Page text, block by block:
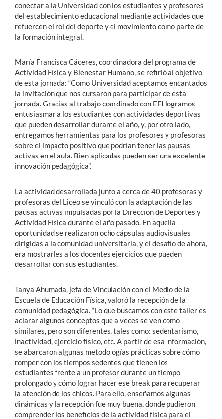
conectar a la Universidad con los estudiantes y profesores
del establecimiento educacional mediante actividades que
refuercen el rol del deporte y el movimiento como parte de
la formación integral.
María Francisca Cáceres, coordinadora del programa de
Actividad Física y Bienestar Humano, se refirió al objetivo
de esta jornada: “Como Universidad aceptamos encantados
la invitación que nos cursaron para participar de esta
jornada. Gracias al trabajo coordinado con EFI logramos
entusiasmar a los estudiantes con actividades deportivas
que pueden desarrollar durante el año, y, por otro lado,
entregamos herramientas para los profesores y profesoras
sobre el impacto positivo que podrían tener las pausas
activas en el aula. Bien aplicadas pueden ser una excelente
innovación pedagógica”.
La actividad desarrollada junto a cerca de 40 profesoras y
profesoras del Liceo se vinculó con la adaptación de las
pausas activas impulsadas por la Dirección de Deportes y
Actividad Física durante el año pasado. En aquella
oportunidad se realizaron ocho cápsulas audiovisuales
dirigidas a la comunidad universitaria, y el desafío de ahora,
era mostrarles a los docentes ejercicios que pueden
desarrollar con sus estudiantes.
Tanya Ahumada, jefa de Vinculación con el Medio de la
Escuela de Educación Física, valoró la recepción de la
comunidad pedagógica. “Lo que buscamos con este taller es
aclarar algunos conceptos que a veces se ven como
similares, pero son diferentes, tales como: sedentarismo,
inactividad, ejercicio físico, etc. A partir de esa información,
se abarcaron algunas metodologías prácticas sobre cómo
romper con los tiempos sedentes que tienen los
estudiantes frente a un profesor durante un tiempo
prolongado y cómo lograr hacer ese break para recuperar
la atención de los chicos. Para ello, enseñamos algunas
dinámicas y la recepción fue muy buena, donde pudieron
comprender los beneficios de la actividad física para el